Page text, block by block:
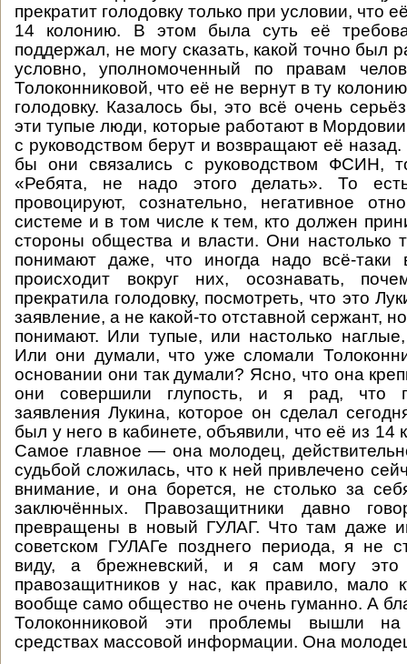
прекратит голодовку только при условии, что
14 колонию. В этом была суть её
поддержал, не могу сказать, какой точно был
условно, уполномоченный по правам
Толоконниковой, что её не вернут в ту
голодовку. Казалось бы, это всё очень
эти тупые люди, которые работают в
с руководством берут и возвращают её
бы они связались с руководством ФСИН,
«Ребята, не надо этого делать». То
провоцируют, сознательно, негативное
системе и в том числе к тем, кто должен
стороны общества и власти. Они настолько
понимают даже, что иногда надо всё-таки
происходит вокруг них, осознавать,
прекратила голодовку, посмотреть, что это
заявление, а не какой-то отставной сержант,
понимают. Или тупые, или настолько
Или они думали, что уже сломали
основании они так думали? Ясно, что она
они совершили глупость, и я рад, что
заявления Лукина, которое он сделал
был у него в кабинете, объявили, что её из 14
Самое главное — она молодец,
судьбой сложилась, что к ней привлечено
внимание, и она борется, не столько за
заключённых. Правозащитники давно
превращены в новый ГУЛАГ. Что там даже
советском ГУЛАГе позднего периода, я не
виду, а брежневский, и я сам могу это
правозащитников у нас, как правило, мало
вообще само общество не очень гуманно. А
Толоконниковой эти проблемы вышли
средствах массовой информации. Она